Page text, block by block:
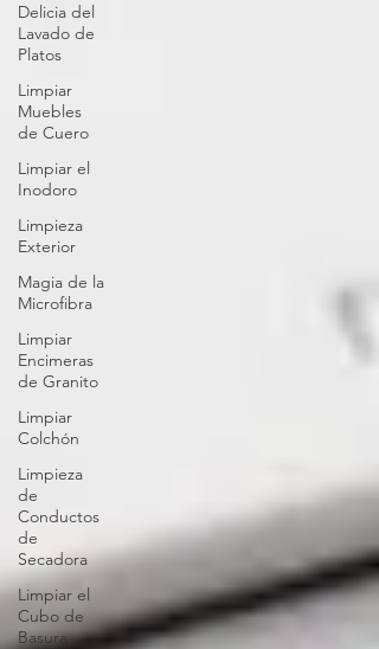
Delicia del
Lavado de
Platos
Limpiar
Muebles
de Cuero
Limpiar el
Inodoro
Limpieza
Exterior
Magia de la
Microfibra
Limpiar
Encimeras
de Granito
Limpiar
Colchón
Limpieza
de
Conductos
de
Secadora
Limpiar el
Cubo de
Basura